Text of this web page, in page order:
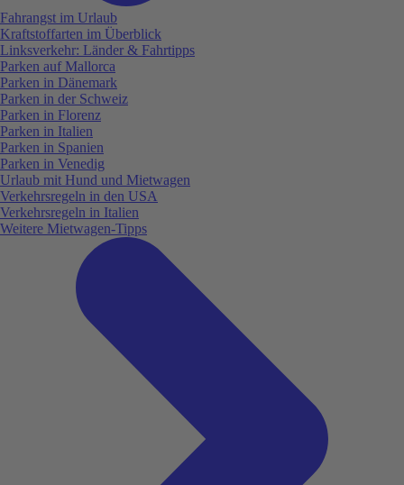
Fahrangst im Urlaub
Kraftstoffarten im Überblick
Linksverkehr: Länder & Fahrtipps
Parken auf Mallorca
Parken in Dänemark
Parken in der Schweiz
Parken in Florenz
Parken in Italien
Parken in Spanien
Parken in Venedig
Urlaub mit Hund und Mietwagen
Verkehrsregeln in den USA
Verkehrsregeln in Italien
Weitere Mietwagen-Tipps